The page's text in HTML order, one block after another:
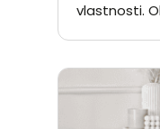
vlastnosti.